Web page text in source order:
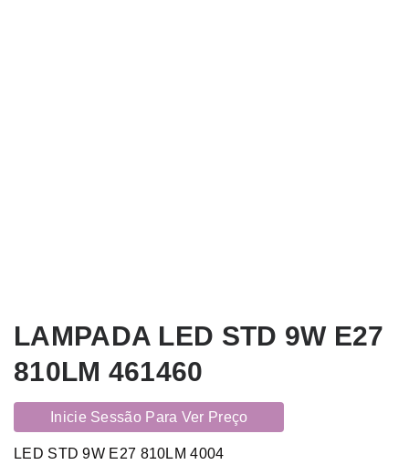
LAMPADA LED STD 9W E27
810LM 461460
Inicie Sessão Para Ver Preço
LED STD 9W E27 810LM 4004